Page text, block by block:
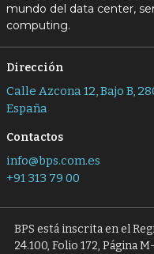
mundo del data center,
computing.
Dirección
Calle Azcona 12, Bajo B,
España
Contactos
info@bps.com.es
+91 313 79 00
BPS está inscrita en el
24.100, Folio 172, Página